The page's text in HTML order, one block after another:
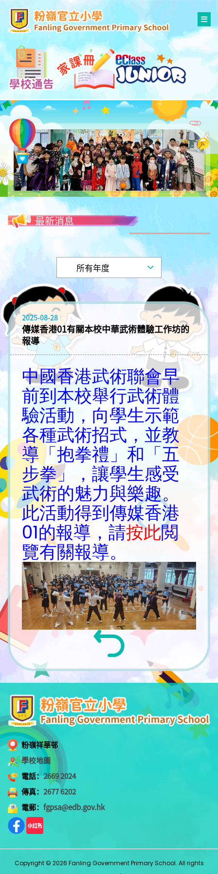
最新消息
2025-08-28
傳媒香港01有關本校中華武術體驗工作坊的
報導
中國香港武術聯會早
前到本校舉行武術體
驗活動，向學生示範
各種武術招式，並教
導「抱拳禮」和「五
步拳」，讓學生感受
武術的魅力與樂趣。
此活動得到傳媒香港
01的報導，請按此閲
覽有關報導。
粉嶺祥華邨
學校地圖
電話：2669 2024
傳真：2677 6202
電郵：fgpsa@edb.gov.hk
Copyright © 2026 Fanling Government Primary School. All rights